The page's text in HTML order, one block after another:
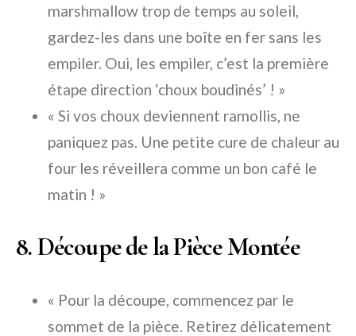
marshmallow trop de temps au soleil,
gardez-les dans une boîte en fer sans les
empiler. Oui, les empiler, c’est la première
étape direction ‘choux boudinés’ ! »
« Si vos choux deviennent ramollis, ne
paniquez pas. Une petite cure de chaleur au
four les réveillera comme un bon café le
matin ! »
8. Découpe de la Pièce Montée
« Pour la découpe, commencez par le
sommet de la pièce. Retirez délicatement